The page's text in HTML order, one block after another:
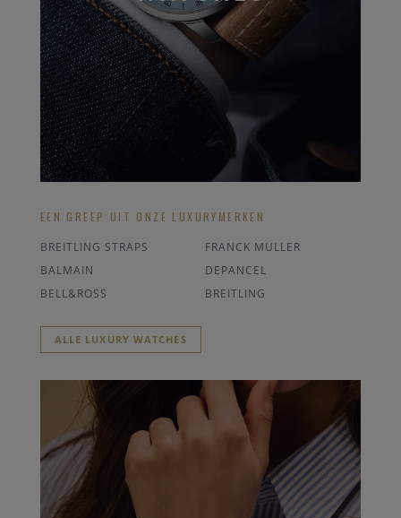
EEN GREEP UIT ONZE LUXURYMERKEN
BREITLING STRAPS
FRANCK MULLER
BALMAIN
DEPANCEL
BELL&ROSS
BREITLING
ALLE LUXURY WATCHES